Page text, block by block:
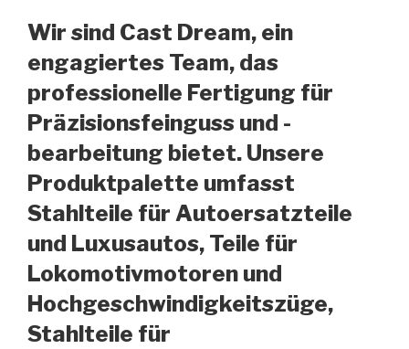
Wir sind Cast Dream, ein
engagiertes Team, das
professionelle Fertigung für
Präzisionsfeinguss und -
bearbeitung bietet. Unsere
Produktpalette umfasst
Stahlteile für Autoersatzteile
und Luxusautos, Teile für
Lokomotivmotoren und
Hochgeschwindigkeitszüge,
Stahlteile für